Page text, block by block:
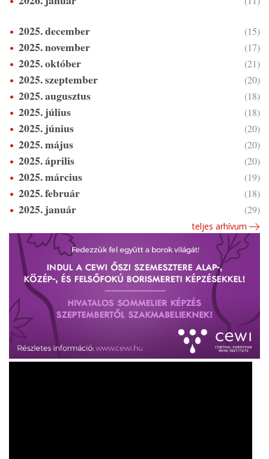
2025. december (15)
2025. november (17)
2025. október (21)
2025. szeptember (20)
2025. augusztus (18)
2025. július (18)
2025. június (20)
2025. május (20)
2025. április (20)
2025. március (19)
2025. február (18)
2025. január (29)
teljes arhívum